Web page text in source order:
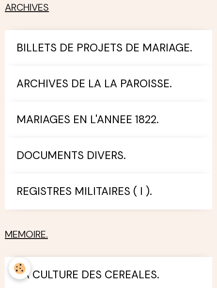
ARCHIVES
BILLETS DE PROJETS DE MARIAGE.
ARCHIVES DE LA LA PAROISSE.
MARIAGES EN L'ANNEE 1822.
DOCUMENTS DIVERS.
REGISTRES MILITAIRES ( I ).
MEMOIRE.
LA CULTURE DES CEREALES.